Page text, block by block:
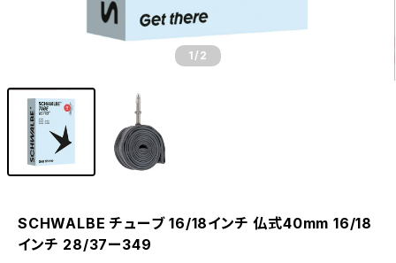
1 /2
SCHWALBE チューブ 16/18インチ 仏式40mm 16/18
インチ 28/37ー349